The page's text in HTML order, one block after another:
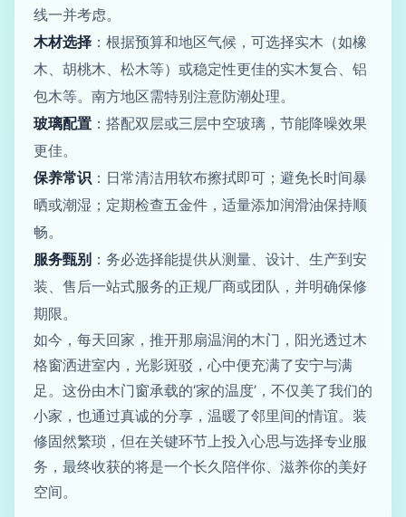
线一并考虑。
木材选择 ：根据预算和地区气候，可选择实木（如橡
木、胡桃木、松木等）或稳定性更佳的实木复合、铝
包木等。南方地区需特别注意防潮处理。
玻璃配置 ：搭配双层或三层中空玻璃，节能降噪效果
更佳。
保养常识 ：日常清洁用软布擦拭即可；避免长时间暴
晒或潮湿；定期检查五金件，适量添加润滑油保持顺
畅。
服务甄别 ：务必选择能提供从测量、设计、生产到安
装、售后一站式服务的正规厂商或团队，并明确保修
期限。
如今，每天回家，推开那扇温润的木门，阳光透过木
格窗洒进室内，光影斑驳，心中便充满了安宁与满
足。这份由木门窗承载的‘家的温度’，不仅美了我们的
小家，也通过真诚的分享，温暖了邻里间的情谊。装
修固然繁琐，但在关键环节上投入心思与选择专业服
务，最终收获的将是一个长久陪伴你、滋养你的美好
空间。